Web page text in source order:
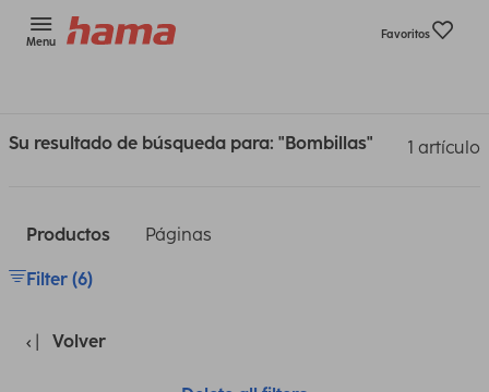
Menu
Favoritos
Su resultado de búsqueda para: "Bombillas" 1 artículo
Productos Páginas
Filter (6)
Volver